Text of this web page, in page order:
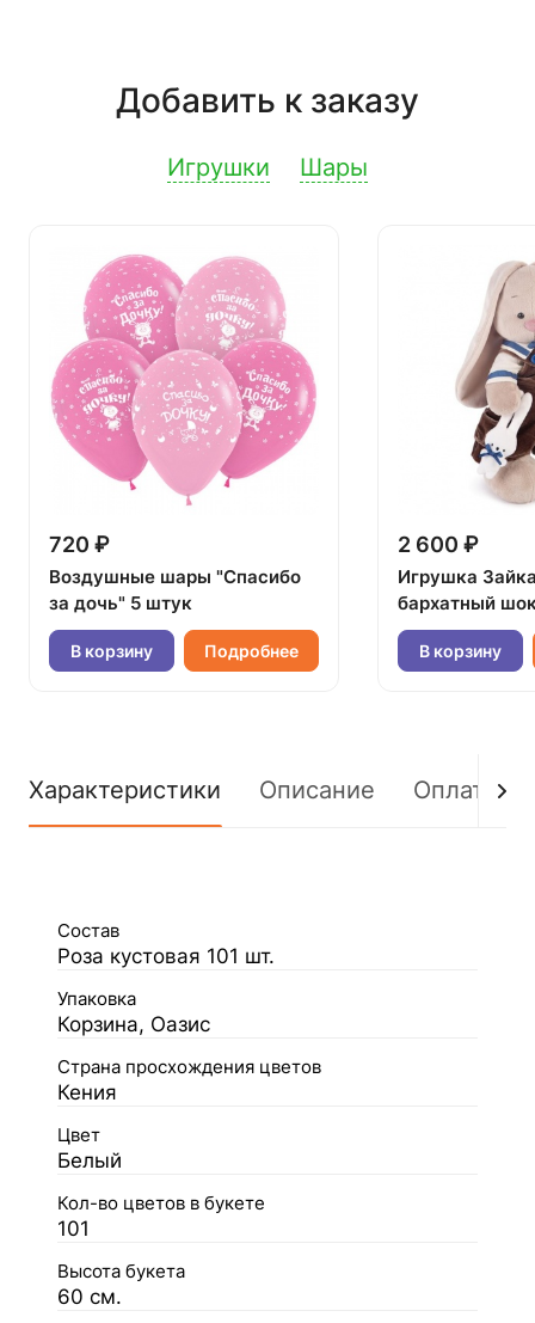
Добавить к заказу
Игрушки Шары
720 ₽
Воздушные шары "Спасибо
за дочь" 5 штук
В корзину Подробнее
2 600 ₽
Игрушка
бархатный
В корзину
Характеристики Описание Оплата
Состав
Роза кустовая 101 шт.
Упаковка
Корзина, Оазис
Страна просхождения цветов
Кения
Цвет
Белый
Кол-во цветов в букете
101
Высота букета
60 см.